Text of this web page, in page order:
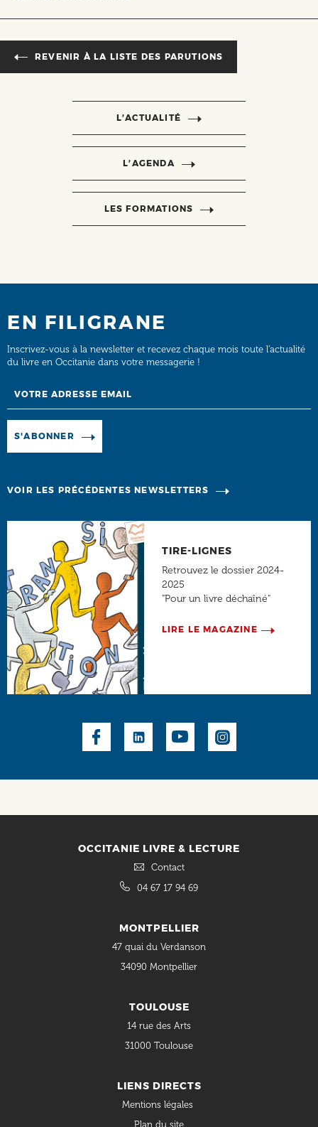
REVENIR À LA LISTE DES PARUTIONS
L’ACTUALITÉ
L’AGENDA
LES FORMATIONS
EN FILIGRANE
Inscrivez-vous à la newsletter et recevez chaque mois toute l’actualité
du livre en Occitanie dans votre messagerie !
S'ABONNER
VOIR LES PRÉCÉDENTES NEWSLETTERS
TIRE-LIGNES
Retrouvez le dossier 2024-
2025
"Pour un livre déchaîné"
LIRE LE MAGAZINE
OCCITANIE LIVRE & LECTURE
Contact
04 67 17 94 69
MONTPELLIER
47 quai du Verdanson
34090 Montpellier
TOULOUSE
14 rue des Arts
31000 Toulouse
LIENS DIRECTS
Mentions légales
Plan du site